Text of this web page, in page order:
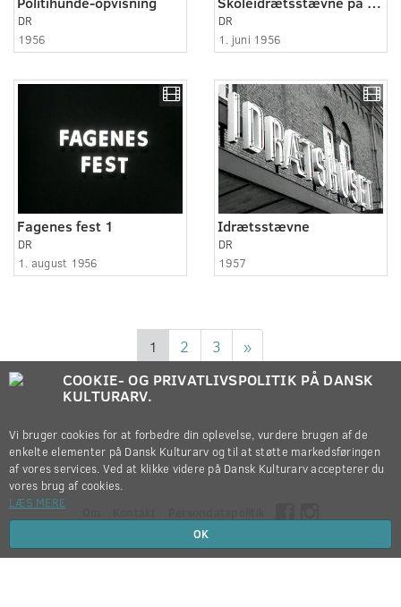
DR
1956
DR
1. juni 1956
Fagenes fest 1
DR
1. august 1956
Idrætsstævne
DR
1957
1 2 3 »
Copyright © 2012-2026
COOKIE- OG PRIVATLIVSPOLITIK PÅ DANSK
KULTURARV.
Vi bruger cookies for at forbedre din oplevelse, vurdere brugen af de
enkelte elementer på Dansk Kulturarv og til at støtte markedsføringen
af vores services. Ved at klikke videre på Dansk Kulturarv accepterer du
vores brug af cookies.
LÆS MERE
OK